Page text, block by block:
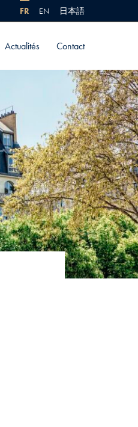
FR EN 日本語
Actualités Contact